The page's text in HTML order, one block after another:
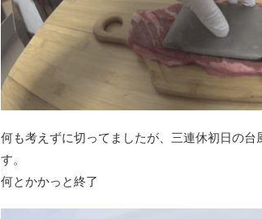
何も考えずに切ってましたが、三連休初日の
す。
何とかかっと終了